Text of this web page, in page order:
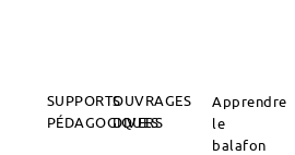
SUPPORTS
PÉDAGOGIQUES
OUVRAGES
DIVERS
Apprendre
le
balafon